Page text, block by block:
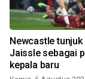
Newcastle
Jaissle sebagai
kepala baru